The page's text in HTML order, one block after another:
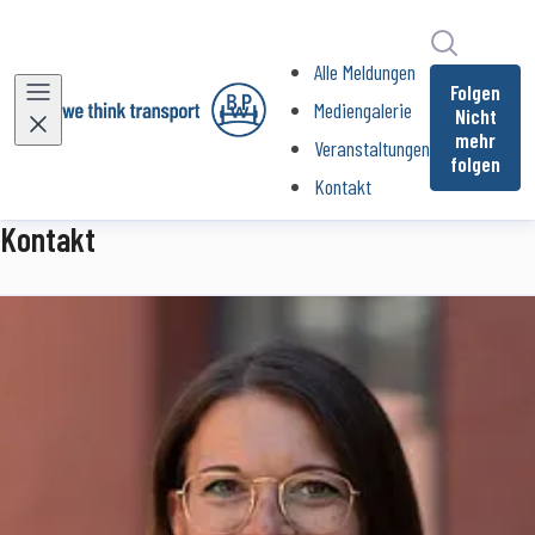
Alle Meldungen
Mediengalerie
Veranstaltungen
Kontakt (current)
Folgen
Nicht
mehr
folgen
Kontakt